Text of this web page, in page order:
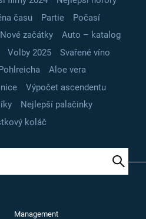
času Partie
Počasí
začátky
Auto – katalog
Volby 2025
Svařené víno
Aloe vera
Výpočet ascendentu
Nejlepší palačinky
koláč
Management